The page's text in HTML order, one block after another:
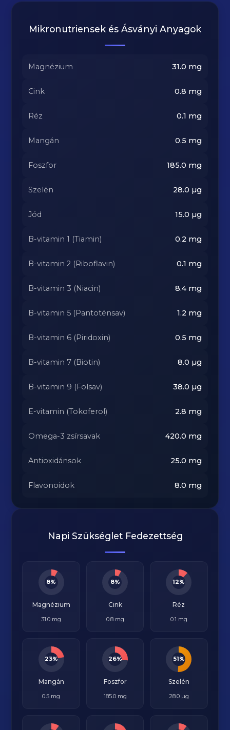
Mikronutriensek és Ásványi Anyagok
Magnézium 31.0 mg
Cink 0.8 mg
Réz 0.1 mg
Mangán 0.5 mg
Foszfor 185.0 mg
Szelén 28.0 µg
Jód 15.0 µg
B-vitamin 1 (Tiamin) 0.2 mg
B-vitamin 2 (Riboflavin) 0.1 mg
B-vitamin 3 (Niacin) 8.4mg
B-vitamin 5 (Pantoténsav) 1.2 mg
B-vitamin 6 (Piridoxin) 0.5 mg
B-vitamin 7 (Biotin) 8.0 µg
B-vitamin 9 (Folsav) 38.0 µg
E-vitamin (Tokoferol) 2.8 mg
Omega-3 zsírsavak 420.0 mg
Antioxidánsok 25.0 mg
Flavonoidok 8.0 mg
Napi Szükséglet Fedezettség
8%
Magnézium
31.0 mg
8%
Cink
0.8 mg
12%
Réz
0.1 mg
23%
Mangán
0.5 mg
26%
Foszfor
185.0 mg
51%
Szelén
28.0 µg